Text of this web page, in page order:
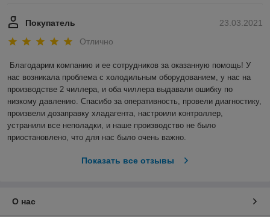
23.03.2021
Покупатель
Отлично
Благодарим компанию и ее сотрудников за оказанную помощь! У
нас возникала проблема с холодильным оборудованием, у нас на
производстве 2 чиллера, и оба чиллера выдавали ошибку по
низкому давлению. Спасибо за оперативность, провели диагностику,
произвели дозаправку хладагента, настроили контроллер,
устранили все неполадки, и наше производство не было
приостановлено, что для нас было очень важно.
Показать все отзывы
О нас